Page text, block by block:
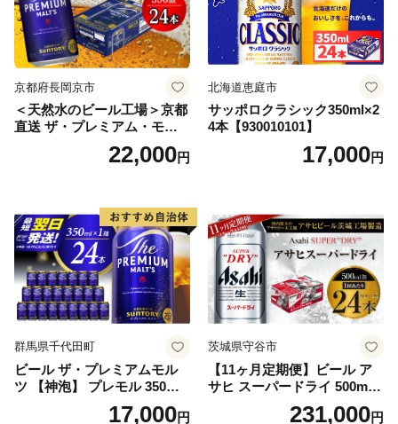
京都府長岡京市
＜天然水のビール工場＞京都
直送 ザ・プレミアム・モル
ツ 350ml×24本 プレモル [149
22,000円
北海道恵庭市
サッポロクラシック350ml×2
4本【930010101】
17,000円
群馬県千代田町
ビール ザ・プレミアムモル
ツ 【神泡】 プレモル 350ml
× 24本 サントリー〈天然水の
ビール工場〉群馬※沖縄・離
17,000円
茨城県守谷市
【11ヶ月定期便】ビール ア
サヒ スーパードライ 500ml 2
4本 1ケース×11ヶ月 | アサヒ
ビール 究極の辛口 酒 お酒 ア
231,000円